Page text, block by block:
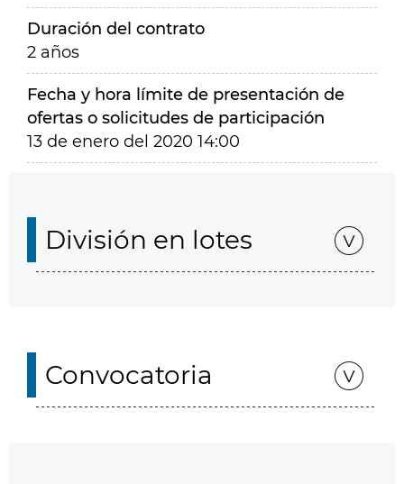
Duración del contrato
2 años
Fecha y hora límite de presentación de
ofertas o solicitudes de participación
13 de enero del 2020 14:00
División en lotes
Convocatoria